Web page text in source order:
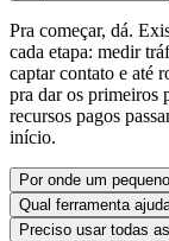
Pra começar, dá.
cada etapa: medir
captar contato e até
pra dar os primeiros
recursos pagos
início.
Por onde um
Qual ferramenta
Preciso usar todas